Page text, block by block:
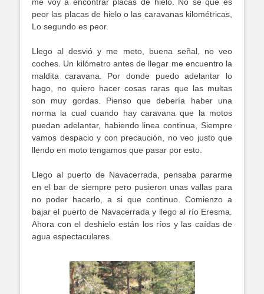
peor las placas de hielo o las caravanas kilométricas,
Lo segundo es peor.
Llego al desvió y me meto, buena señal, no veo
coches. Un kilómetro antes de llegar me encuentro la
maldita caravana. Por donde puedo adelantar lo
hago, no quiero hacer cosas raras que las multas
son muy gordas. Pienso que debería haber una
norma la cual cuando hay caravana que la motos
puedan adelantar, habiendo linea continua, Siempre
vamos despacio y con precaución, no veo justo que
llendo en moto tengamos que pasar por esto.
Llego al puerto de Navacerrada, pensaba pararme
en el bar de siempre pero pusieron unas vallas para
no poder hacerlo, a si que continuo. Comienzo a
bajar el puerto de Navacerrada y llego al río Eresma.
Ahora con el deshielo están los ríos y las caídas de
agua espectaculares.